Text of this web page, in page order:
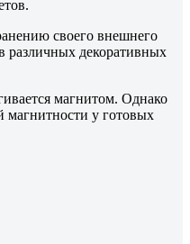
своего внешнего
различных декоративных
магнитом. Однако
магнитности у готовых